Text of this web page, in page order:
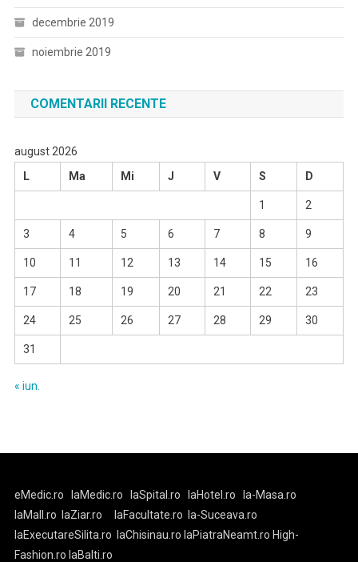
decembrie 2019
noiembrie 2019
COMENTARII RECENTE
august 2026
L
Ma Mi J V S D
1 2
3 4 5 6 7 8 9
10 11 12 13 14 15 16
17 18 19 20 21 22 23
24 25 26 27 28 29 30
31
« iun.
eMedic.ro laMedic.ro laSpital.ro laHotel.ro
la-Masa.ro
laMall.ro
laZiar.ro laFacultate.ro
la-Suceava.ro
laExecutareSilita.ro
laChisinau.ro laPiatraNeamt.ro High-
Fashion.ro laBalti.ro